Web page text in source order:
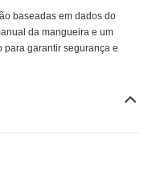
baseadas em dados do
da mangueira e um
para garantir segurança e